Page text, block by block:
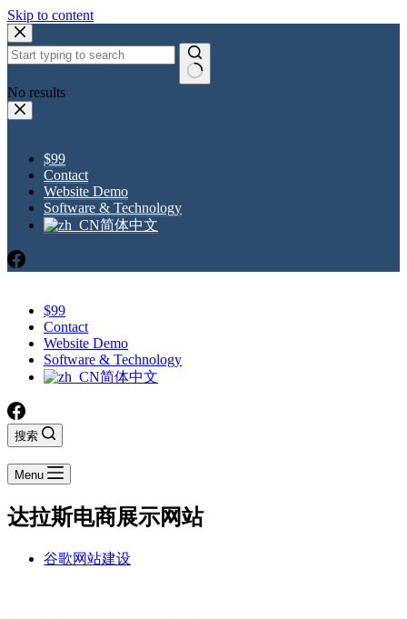
Skip to content
No results
$99
Contact
Website Demo
Software & Technology
简体中文
$99
Contact
Website Demo
Software & Technology
简体中文
搜索
Menu
达拉斯电商展示网站
谷歌网站建设